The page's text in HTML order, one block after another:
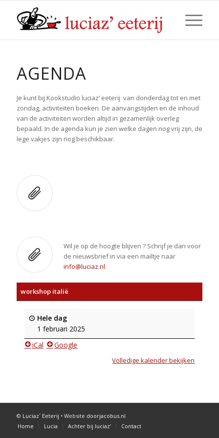
AGENDA
Je kunt bij Kookstudio luciaz’ eeterij van donderdag tot en met
zondag, activiteiten boeken. De aanvangstijden en de inhoud
van de activiteiten worden altijd in gezamenlijk overleg
bepaald. In de agenda kun je zien welke dagen nog vrij zijn, de
lege vakjes zijn nog beschikbaar.
Wil je op de hoogte blijven ? Schrijf je dan voor
de nieuwsbrief in via een mailtje naar
info@luciaz.nl.
workshop italië
Hele dag
1 februari 2025
iCal
Google
Volledige kalender bekijken
© Luciaz´ Eeterij • Website doorjacobus.nl
Home
Lucia Achter bij luciaz’ Contact